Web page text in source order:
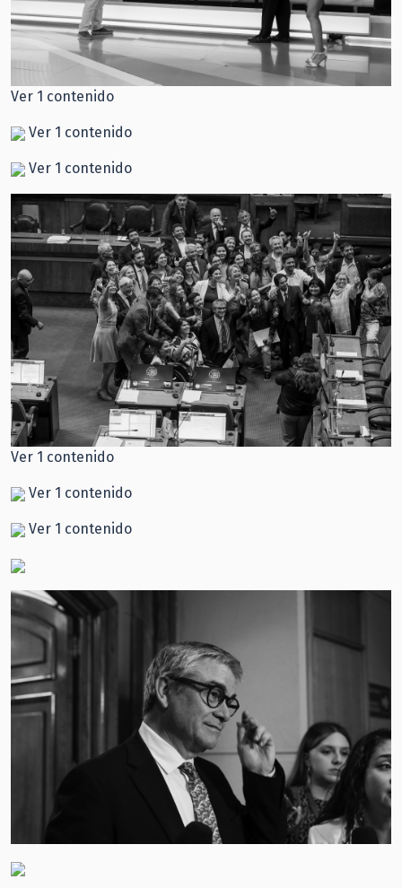
Ver 1 contenido
Ver 1 contenido
Ver 1 contenido
Ver 1 contenido
Ver 1 contenido
Ver 1 contenido